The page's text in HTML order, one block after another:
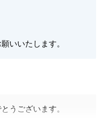
いいたします。
うございます。